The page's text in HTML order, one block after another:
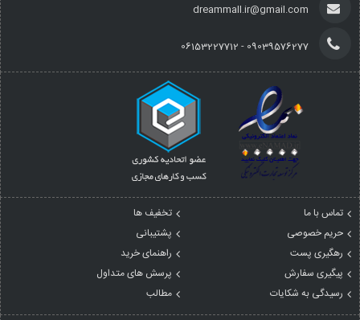
dreammall.ir@gmail.com
09039576277 - 06153227712
تماس با ما
تخفیف ها
حریم خصوصی
پشتیبانی
رهگیری پست
راهنمای خرید
پیگیری سفارش
پرسش های متداول
رسیدگی به شکایات
مطالب